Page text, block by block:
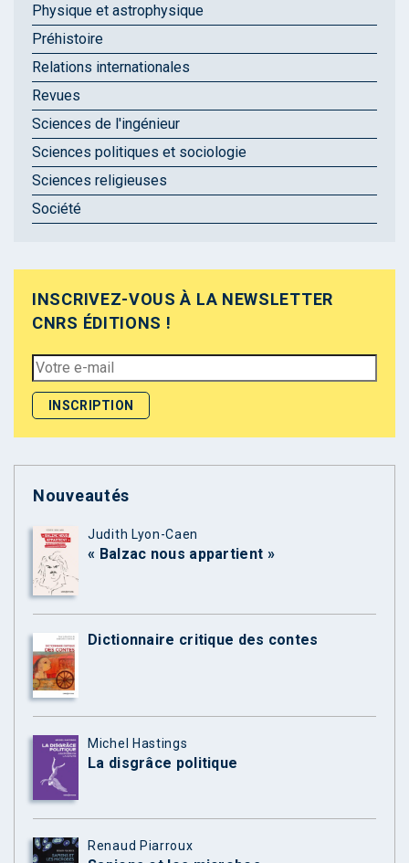
Physique et astrophysique
Préhistoire
Relations internationales
Revues
Sciences de l'ingénieur
Sciences politiques et sociologie
Sciences religieuses
Société
INSCRIVEZ-VOUS À LA NEWSLETTER
CNRS ÉDITIONS !
Nouveautés
Judith Lyon-Caen
« Balzac nous appartient »
Dictionnaire critique des contes
Michel Hastings
La disgrâce politique
Renaud Piarroux